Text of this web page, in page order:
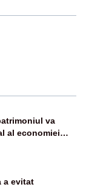
va
al economiei
a evitat